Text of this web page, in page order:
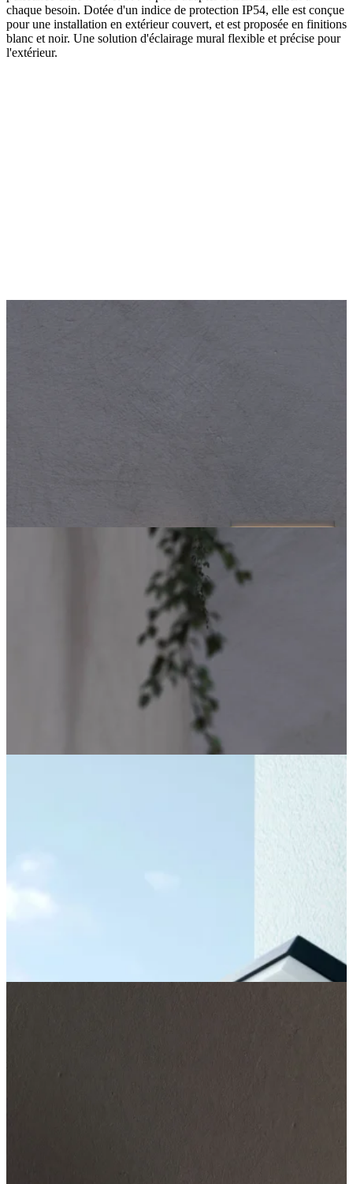
chaque besoin. Dotée d'un indice de protection IP54, elle est conçue
pour une installation en extérieur couvert, et est proposée en finitions
blanc et noir. Une solution d'éclairage mural flexible et précise pour
l'extérieur.